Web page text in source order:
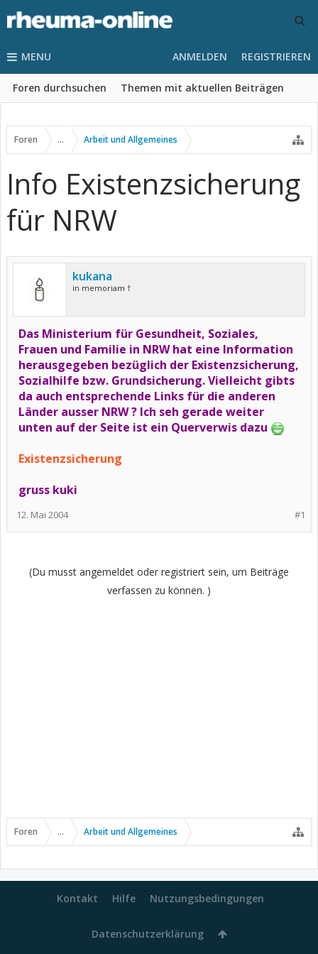
MENU
Foren durchsuchen Themen mit aktuellen Beiträgen
ANMELDEN REGISTRIEREN
Foren ... Arbeit und Allgemeines
Info Existenzsicherung
für NRW
kukana
in memoriam †
Das Ministerium für Gesundheit, Soziales,
Frauen und Familie in NRW hat eine Information
herausgegeben bezüglich der Existenzsicherung,
Sozialhilfe bzw. Grundsicherung. Vielleicht gibts
da auch entsprechende Links für die anderen
Länder ausser NRW ? Ich seh gerade weiter
unten auf der Seite ist ein Querverwis dazu
Existenzsicherung
gruss kuki
#1
12. Mai 2004
(Du musst angemeldet oder registriert sein, um Beiträge
verfassen zu können. )
Foren ... Arbeit und Allgemeines
Kontakt Hilfe Nutzungsbedingungen
Datenschutzerklärung